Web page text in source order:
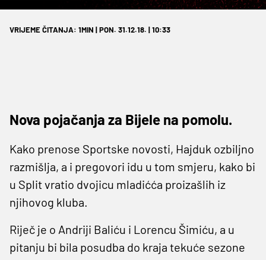
VRIJEME ČITANJA: 1MIN | PON. 31.12.18. | 10:33
Nova pojačanja za Bijele na pomolu.
Kako prenose Sportske novosti, Hajduk ozbiljno
razmišlja, a i pregovori idu u tom smjeru, kako bi
u Split vratio dvojicu mladićća proizašlih iz
njihovog kluba.
Riječ je o Andriji Baliću i Lorencu Šimiću, a u
pitanju bi bila posudba do kraja tekuće sezone